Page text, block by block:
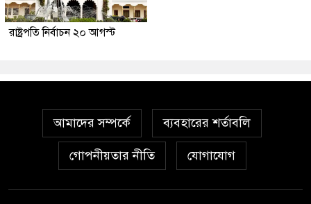
রাষ্ট্রপতি নির্বাচন ২০ আগস্ট
আমাদের সম্পর্কে ব্যবহারের শর্তাবলি
গোপনীয়তার নীতি যোগাযোগ